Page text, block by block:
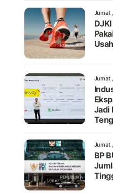
Jumat
Jumat
Jadi
Jumat
BP